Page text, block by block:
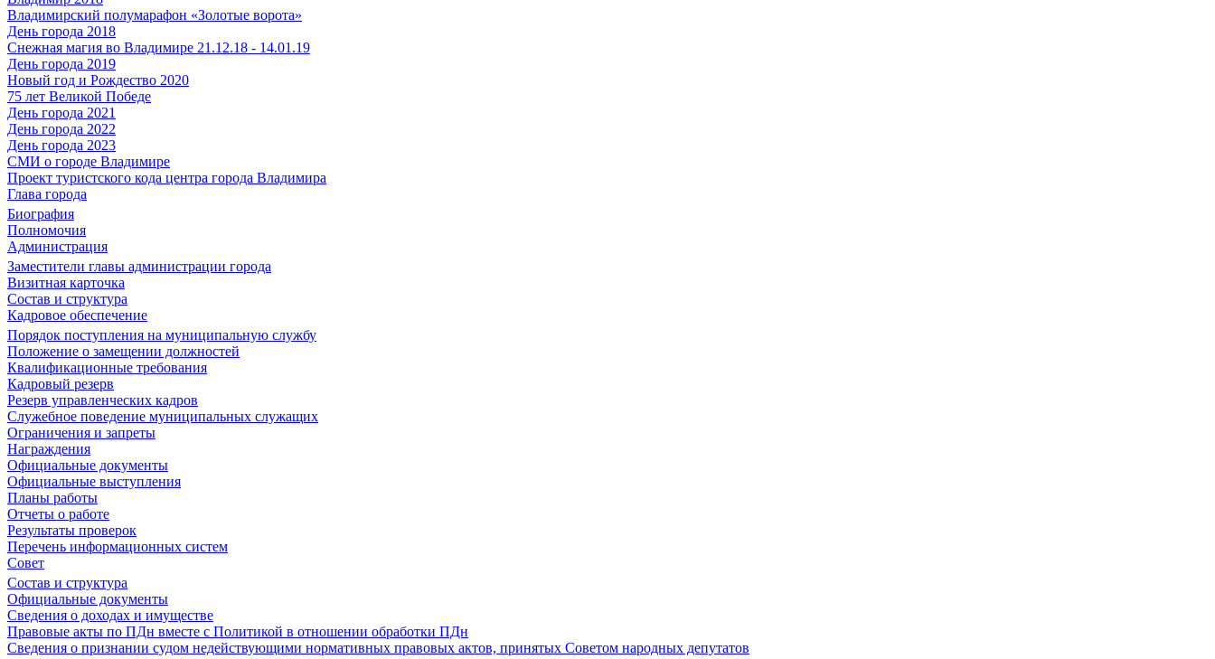
Владимирский полумарафон «Золотые ворота»
День города 2018
Снежная магия во Владимире 21.12.18 - 14.01.19
День города 2019
Новый год и Рождество 2020
75 лет Великой Победе
День города 2021
День города 2022
День города 2023
СМИ о городе Владимире
Проект туристского кода центра города Владимира
Глава города
Биография
Полномочия
Администрация
Заместители главы администрации города
Визитная карточка
Состав и структура
Кадровое обеспечение
Порядок поступления на муниципальную службу
Положение о замещении должностей
Квалификационные требования
Кадровый резерв
Резерв управленческих кадров
Служебное поведение муниципальных служащих
Ограничения и запреты
Награждения
Официальные документы
Официальные выступления
Планы работы
Отчеты о работе
Результаты проверок
Перечень информационных систем
Совет
Состав и структура
Официальные документы
Сведения о доходах и имуществе
Правовые акты по ПДн вместе с Политикой в отношении обработки ПДн
Сведения о признании судом недействующими нормативных правовых актов, принятых Советом народных депутатов